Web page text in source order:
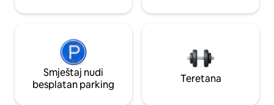
Smještaj nudi
besplatan parking
Teretana